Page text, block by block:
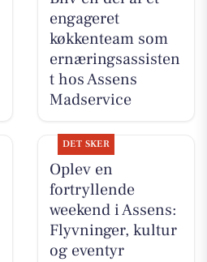
engageret
køkkenteam som
ernæringsassisten
t hos Assens
Madservice
DET SKER
Oplev en
fortryllende
weekend i Assens:
Flyvninger, kultur
og eventyr